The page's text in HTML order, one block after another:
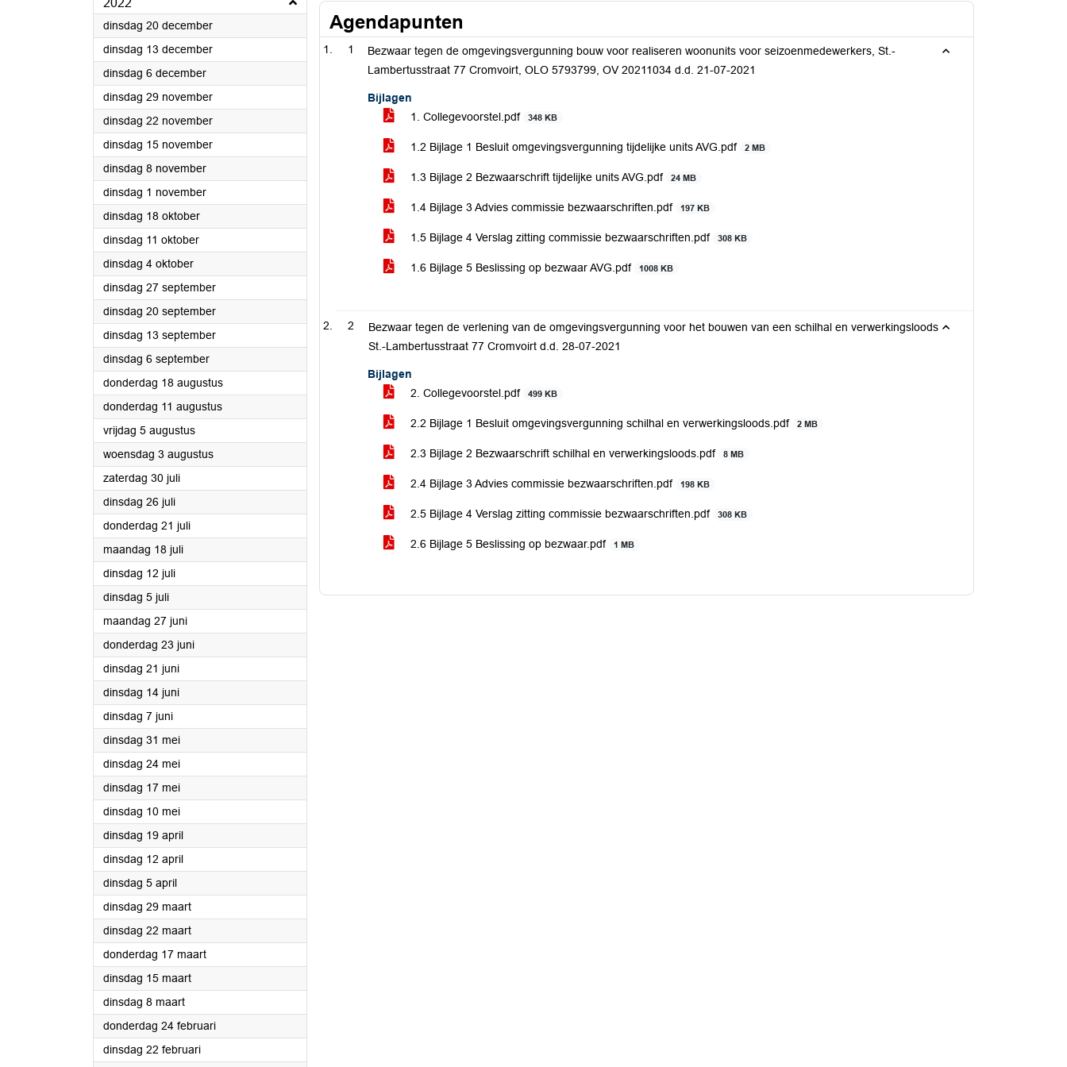
2022
dinsdag 20 december2022
dinsdag 13 december2022
dinsdag 6 december2022
dinsdag 29 november2022
dinsdag 22 november2022
dinsdag 15 november2022
dinsdag 8 november2022
dinsdag 1 november2022
dinsdag 18 oktober2022
dinsdag 11 oktober2022
dinsdag 4 oktober2022
dinsdag 27 september2022
dinsdag 20 september2022
dinsdag 13 september2022
dinsdag 6 september2022
donderdag 18 augustus2022
donderdag 11 augustus2022
vrijdag 5 augustus2022
woensdag 3 augustus2022
zaterdag 30 juli2022
dinsdag 26 juli2022
donderdag 21 juli2022
maandag 18 juli2022
dinsdag 12 juli2022
dinsdag 5 juli2022
maandag 27 juni2022
donderdag 23 juni2022
dinsdag 21 juni2022
dinsdag 14 juni2022
dinsdag 7 juni2022
dinsdag 31 mei2022
dinsdag 24 mei2022
dinsdag 17 mei2022
dinsdag 10 mei2022
dinsdag 19 april2022
dinsdag 12 april2022
dinsdag 5 april2022
dinsdag 29 maart2022
dinsdag 22 maart2022
donderdag 17 maart2022
dinsdag 15 maart2022
dinsdag 8 maart2022
donderdag 24 februari2022
dinsdag 22 februari2022
Agendapunten
1
Bezwaar tegen de omgevingsvergunning bouw voor realiseren woonunits voor seizoenmedewerkers, St.-
Lambertusstraat 77 Cromvoirt, OLO 5793799, OV 20211034 d.d. 21-07-2021
Bijlagen
1. Collegevoorstel.pdf
348 KB
1.2 Bijlage 1 Besluit omgevingsvergunning tijdelijke units AVG.pdf 2 MB
1.3 Bijlage 2 Bezwaarschrift tijdelijke units AVG.pdf 24 MB
1.4 Bijlage 3 Advies commissie bezwaarschriften.pdf 197 KB
1.5 Bijlage 4 Verslag zitting commissie bezwaarschriften.pdf 308 KB
1.6 Bijlage 5 Beslissing op bezwaar AVG.pdf 1008 KB
2
Bezwaar tegen de verlening van de omgevingsvergunning voor het bouwen van een schilhal en verwerkingsloods
St.-Lambertusstraat 77 Cromvoirt d.d. 28-07-2021
Bijlagen
2. Collegevoorstel.pdf
499 KB
2.2 Bijlage 1 Besluit omgevingsvergunning schilhal en verwerkingsloods.pdf 2 MB
2.3 Bijlage 2 Bezwaarschrift schilhal en verwerkingsloods.pdf 8 MB
2.4 Bijlage 3 Advies commissie bezwaarschriften.pdf 198 KB
2.5 Bijlage 4 Verslag zitting commissie bezwaarschriften.pdf 308 KB
2.6 Bijlage 5 Beslissing op bezwaar.pdf 1 MB